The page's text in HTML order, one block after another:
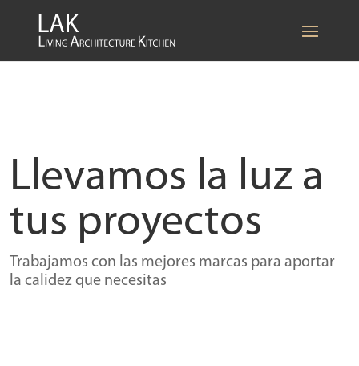
Llevamos la luz a
tus proyectos
Trabajamos con las mejores marcas para aportar
la calidez que necesitas